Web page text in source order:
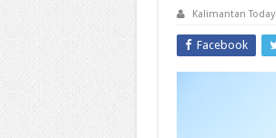
Kalimantan Today
Facebook